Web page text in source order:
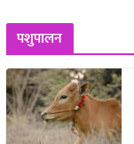
पशुपालन